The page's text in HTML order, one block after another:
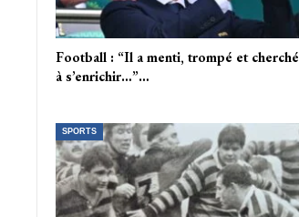
Football : “Il a menti, trompé et cherché
à s’enrichir…”…
SPORTS